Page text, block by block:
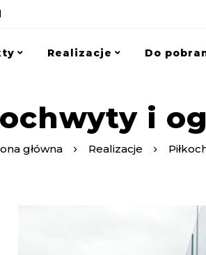
Realizacje Do
i
główna Realizacje